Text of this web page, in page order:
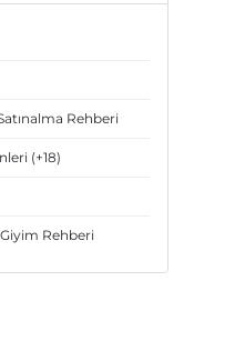
Rehberi
(+18)
Rehberi